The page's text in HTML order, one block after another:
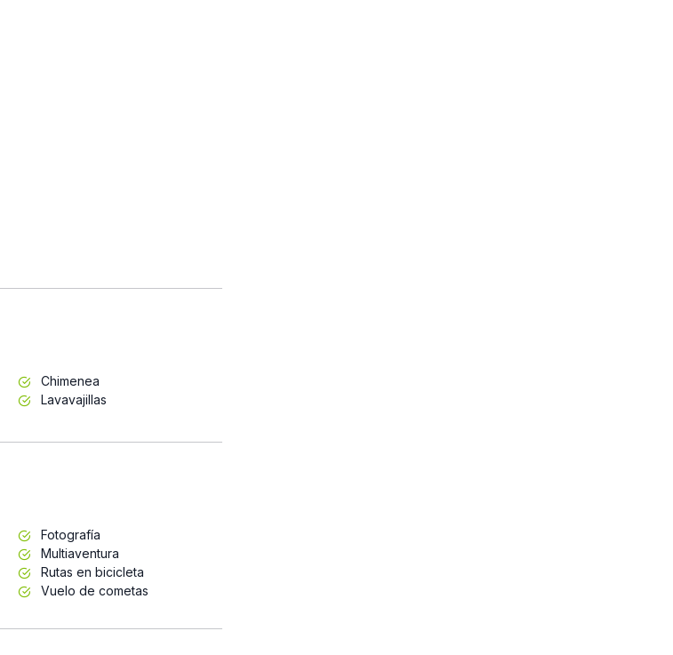
Chimenea
Lavavajillas
Fotografía
Multiaventura
Rutas en bicicleta
Vuelo de cometas